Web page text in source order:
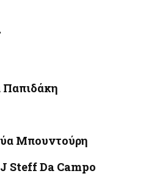
Παπιδάκη
Μπουντούρη
Steff Da Campo